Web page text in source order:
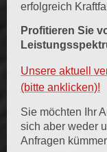
erfolgreich
Profitieren Sie
Unsere aktuell
(bitte anklicken)!
Sie möchten Ihr
sich aber weder
Anfragen